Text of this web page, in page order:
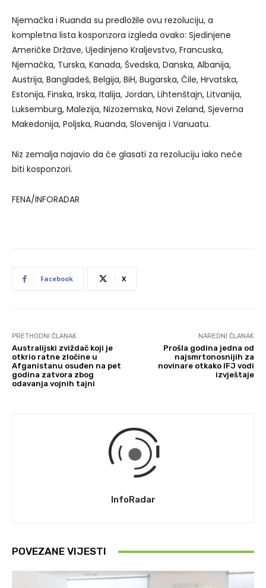
Njemačka i Ruanda su predložile ovu rezoluciju, a
kompletna lista kosponzora izgleda ovako: Sjedinjene
Američke Države, Ujedinjeno Kraljevstvo, Francuska,
Njemačka, Turska, Kanada, Švedska, Danska, Albanija,
Austrija, Bangladeš, Belgija, BiH, Bugarska, Čile, Hrvatska,
Estonija, Finska, Irska, Italija, Jordan, Lihtenštajn, Litvanija,
Luksemburg, Malezija, Nizozemska, Novi Zeland, Sjeverna
Makedonija, Poljska, Ruanda, Slovenija i Vanuatu.
Niz zemalja najavio da će glasati za rezoluciju iako neće
biti kosponzori.
FENA/INFORADAR
Facebook X
PRETHODNI ČLANAK
Australijski zviždač koji je
otkrio ratne zločine u
Afganistanu osuđen na pet
godina zatvora zbog
odavanja vojnih tajni
NAREDNI ČLANAK
Prošla godina jedna od
najsmrtonosnijih za
novinare otkako IFJ vodi
izvještaje
InfoRadar
POVEZANE VIJESTI